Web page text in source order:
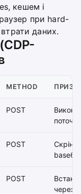
кешем і
при hard-
даних.
METHOD
POST
POST
base64
POST
через